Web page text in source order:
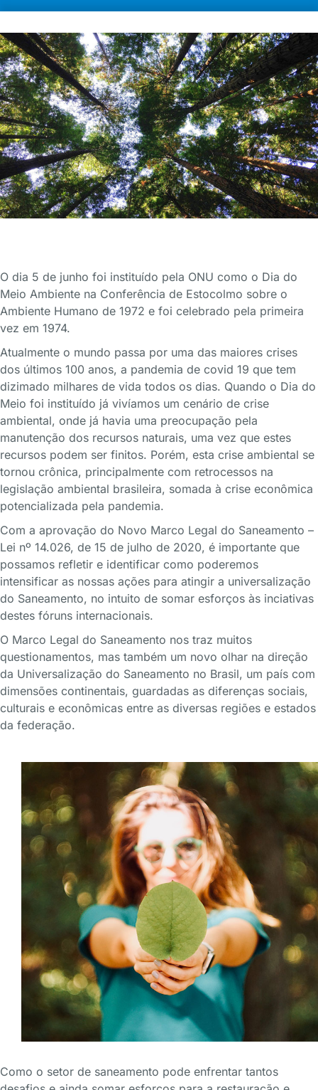
O dia 5 de junho foi instituído pela ONU como o Dia do
Meio Ambiente na Conferência de Estocolmo sobre o
Ambiente Humano de 1972 e foi celebrado pela primeira
vez em 1974.
Atualmente o mundo passa por uma das maiores crises
dos últimos 100 anos, a pandemia de covid 19 que tem
dizimado milhares de vida todos os dias. Quando o Dia do
Meio foi instituído já vivíamos um cenário de crise
ambiental, onde já havia uma preocupação pela
manutenção dos recursos naturais, uma vez que estes
recursos podem ser finitos. Porém, esta crise ambiental se
tornou crônica, principalmente com retrocessos na
legislação ambiental brasileira, somada à crise econômica
potencializada pela pandemia.
Com a aprovação do Novo Marco Legal do Saneamento –
Lei nº 14.026, de 15 de julho de 2020, é importante que
possamos refletir e identificar como poderemos
intensificar as nossas ações para atingir a universalização
do Saneamento, no intuito de somar esforços às inciativas
destes fóruns internacionais.
O Marco Legal do Saneamento nos traz muitos
questionamentos, mas também um novo olhar na direção
da Universalização do Saneamento no Brasil, um país com
dimensões continentais, guardadas as diferenças sociais,
culturais e econômicas entre as diversas regiões e estados
da federação.
Como o setor de saneamento pode enfrentar tantos